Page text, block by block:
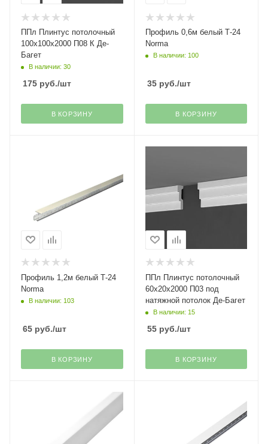
ППл Плинтус потолочный
100х100х2000 П08 К Де-
Багет
В наличии: 30
175 руб./шт
В КОРЗИНУ
Профиль 0,6м белый Т-24
Norma
В наличии: 100
35руб./шт
В КОРЗИНУ
Профиль 1,2м белый Т-24
Norma
В наличии: 103
65 руб./шт
В КОРЗИНУ
ППл Плинтус потолочный
60х20х2000 П03 под
натяжной потолок Де-Багет
В наличии: 15
55руб./шт
В КОРЗИНУ